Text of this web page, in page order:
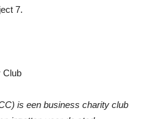
7.
Club
is een business charity club